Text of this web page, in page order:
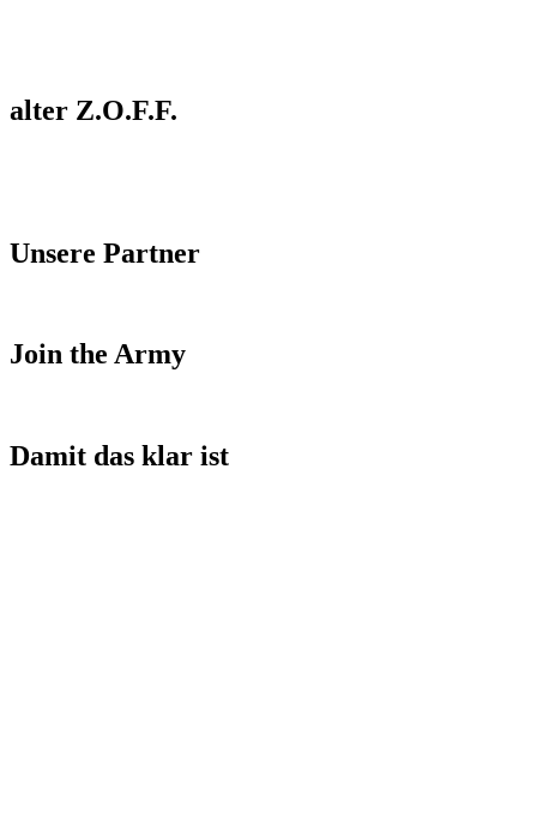
alter Z.O.F.F.
Unsere Partner
Join the Army
Damit das klar ist